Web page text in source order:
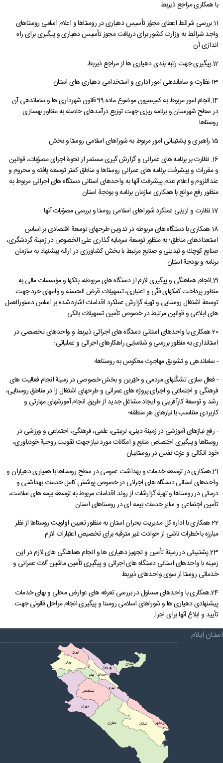
با همكاری مراجع ذیربط
11.بررسی شرائط اعطای مجوّز تأسیس دهیاری در روستاها و اعلام اسامی روستاهای
واجد شرائط به وزارت كشور برای دریافت مجوز تأسیس دهیاری و پیگیری برای راه
اندازی آن
12.پیگیری جهت رتبه بندی دهیاری ها از مراجع ذیربط
13.نظارت و ساماندهی امور اداری و استخدامی دهیاری های استان
14.انجام امور مربوط به كمیسیون موضوع ماده 99 قانون شهرداری ها و ساماندهی آن
در سطح شهرستان و برنامه ریزی جهت توزیع درآمدهای حاصله به منظور بهسازی
روستاها
15.راهبری و پشتیبانی امور مربوط به شوراهای اسلامی روستا و بخش
16. نظارت بر برنامه های عمرانی و گزارش گیری مستمر از نحوة اجرای مصوّبات، قوانین
و مقررات و پیشرفت برنامه های عمرانی روستاها و مناطق كمتر توسعه یافته و محروم و
عنداللزوم و اعلام عدم پیشرفت آنها به واحدهای استانی دستگاه های اجرائی مربوط به
منظور رفع موانع با همكاری سازمان برنامه و بودجة استان
17.نظارت و ازیابی عملكرد شوراهای اسلامی روستا و بررسی مصوّبات آنها
18.همكاری با دستگاه های مربوطه در تدوین طرحهای توسعة اقتصادی بر اساس
استعدادهای مناطق؛ ‌به منظور توسعة سرمایه گذاری علی الخصوص در زمینة گردشگری،
صنایع كوچك و تبدیلی و صنایع مرتبط با بخش كشاورزی در ارائه پیشنهاد به سازمان
برنامه و بودجة استان
19.انجام هماهنگی و پیگیری لازم از دستگاه های مربوطه، بانكها و مؤسسات مالی به
منظور پرداخت كمكهای فنّی و اعتباری، تسهیلات قرض الحسنه و وامهای خرد جهت
توسعة اشتغال روستایی و تهیة گزارش عملكرد اقدامات اشاره شده بر اساس دستورالعمل
های ابلاغی و قوانین مرتبط در خصوص تأمین تسهیلات بانكی
20.همكاری با واحدهای استانی دستگاه های اجرائی ذیربط و واحدهای تخصصی در
استانداری به منظور بررسی و شناسایی راهكارهای اجرائی و عملیاتی:
- ساماندهی و تشویق مهاجرت معكوس به روستاها؛
- فعال سازی تشكّلهای مردمی و خيّرین و بخش خصوصی در زمینة انجام فعالیت های
فرهنگی و اجتماعی و اجرای پروژه های عمرانی و طرحهای اشتغال زا در مناطق روستایی،
رشد و توسعة كارآفرینی و ایجاد مشاغل جدید از طریق انجام آموزشهای مهارتی و
كاربردی متناسب با نیازهای هر منطقه؛
- رفع نیازهای آموزشی در زمینة دینی، تربیتی، علمی، فرهنگی، اجتماعی و ورزشی در
روستاها و پیگیری اختصاص منابع و امكانات مورد نیاز جهت تقویت روحیة خودباوری،
خود اتكائی و عزت نفس در روستاییان
21.همكاری در توسعة خدمات و بهداشت عمومی در سطح روستاها با همیاری دهیاران و
واحدهای استانی دستگاه های اجرائی در خصوص پوشش كامل خدمات بهداشتی و
درمانی در روستاها و تهیة گزارشات از روند اقدامات مربوط به توسعة بیمه های سلامت،
تأمین اجتماعی و سایر خدمات بیمه ای در روستاهای استان
22.همكاری با اداره كل مدیریت بحران استان به منظور تعیین اولویت روستاها از نظر
مبارزه با خطرات ناشی از حوادث غیر مترقبه برای تخصیص اعتبارات لازم
23.پشتیبانی در زمینة تأمین و تجهیز دهیاری ها و انجام هماهنگی های لازم در این
زمینه با واحدهای استانی دستگاه های اجرائی و پیگیری تأمین ماشین آلات عمرانی و
خدماتی روستا از سوی واحدهای ذیربط
24.همكاری با واحدهای مسئول در بررسی تعرفه های عوارض محلی و بهای خدمات
پیشنهادی دهیاری ها و شوراهای اسلامی روستا و پیگیری انجام مراحل قانونی جهت
تأیید و ابلاغ آنها برای اجرا.
استان ایلام
راهنمای فعالان اقتصادی
قانون برنامه هفتم توسعه
قوانین عادی
آئین نامه ها
بخشنامه ها
اسناد بالادستی